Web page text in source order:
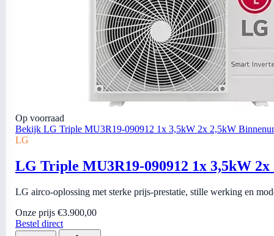
Op voorraad
Bekijk LG Triple MU3R19-090912 1x 3,5kW 2x 2,5kW
LG
LG Triple MU3R19-090912 1x 3,5kW
LG airco-oplossing met sterke prijs-prestatie, stille werking en
Onze prijs €3.900,00
Bestel direct